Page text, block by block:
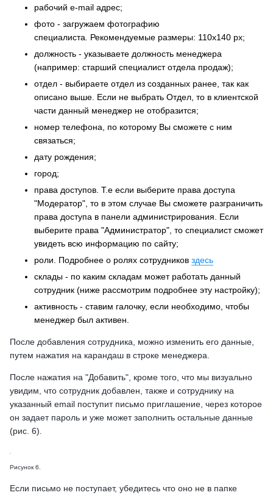
рабочий e-mail адрес;
фото - загружаем фотографию
специалиста
Рекомендуемые размеры: 110x140 px;
должность - указываете должность менеджера
(например: старший специалист отдела продаж);
отдел - выбираете отдел из созданных ранее, так как
описано выше. Если не выбрать Отдел, то в клиентской
части данный менеджер не отобразится;
номер телефона, по которому Вы сможете с ним
связаться;
дату рождения;
город;
права доступов. Т.е если выберите права доступа
"Модератор", то в этом случае Вы сможете разграничить
права доступа в панели администрирования. Если
выберите права "Администратор", то специалист сможет
увидеть всю информацию по сайту;
роли. Подробнее о ролях сотрудников здесь
склады - по каким складам может работать данный
сотрудник (ниже рассмотрим подробнее эту настройку);
активность - ставим галочку, если необходимо, чтобы
менеджер был активен.
После добавления сотрудника, можно изменить его данные,
путем нажатия на карандаш в строке менеджера.
После нажатия на "Добавить", кроме того, что мы визуально
увидим, что сотрудник добавлен, также и сотруднику на
указанный email поступит письмо приглашение, через которое
он задает пароль и уже может заполнить остальные данные
(рис. 6).
Рисунок 6.
Если письмо не поступает, убедитесь что оно не в папке